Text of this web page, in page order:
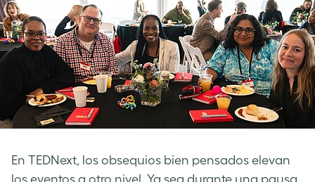
En TEDNext, los obsequios bien pensados ​​elevan
los eventos a otro nivel. Ya sea durante una pausa